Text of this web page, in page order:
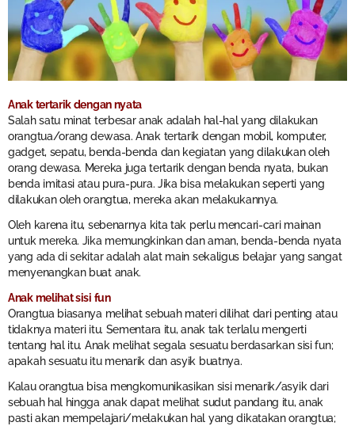
Anak tertarik dengan nyata
Salah satu minat terbesar anak adalah hal-hal yang dilakukan
orangtua/orang dewasa. Anak tertarik dengan mobil, komputer,
gadget, sepatu, benda-benda dan kegiatan yang dilakukan oleh
orang dewasa. Mereka juga tertarik dengan benda nyata, bukan
benda imitasi atau pura-pura. Jika bisa melakukan seperti yang
dilakukan oleh orangtua, mereka akan melakukannya.
Oleh karena itu, sebenarnya kita tak perlu mencari-cari mainan
untuk mereka. Jika memungkinkan dan aman, benda-benda nyata
yang ada di sekitar adalah alat main sekaligus belajar yang sangat
menyenangkan buat anak.
Anak melihat sisi fun
Orangtua biasanya melihat sebuah materi dilihat dari penting atau
tidaknya materi itu. Sementara itu, anak tak terlalu mengerti
tentang hal itu. Anak melihat segala sesuatu berdasarkan sisi fun;
apakah sesuatu itu menarik dan asyik buatnya.
Kalau orangtua bisa mengkomunikasikan sisi menarik/asyik dari
sebuah hal hingga anak dapat melihat sudut pandang itu, anak
pasti akan mempelajari/melakukan hal yang dikatakan orangtua;